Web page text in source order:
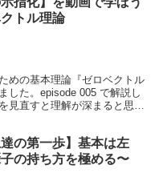
クトル理論
めの基本理論『ゼロベクトル
した。episode 005 で解説し
見直すと理解が深まると思い
達の第一歩】基本は左
の持ち方を極める〜